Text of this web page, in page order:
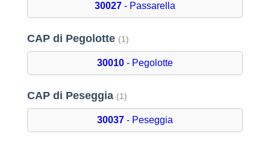
30027- Passarella
CAP di Pegolotte (1)
30010- Pegolotte
CAP di Peseggia (1)
30037- Peseggia